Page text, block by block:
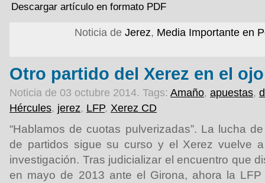
Descargar artículo en formato PDF
Noticia de Jerez, Media Importante en
Otro partido del Xerez en el
Noticia de 03 octubre 2014. Tags: Amaño, apuestas,
Hércules, jerez, LFP, Xerez CD
“Hablamos de cuotas pulverizadas”. La lucha
de partidos sigue su curso y el Xerez vuelve
investigación. Tras judicializar el encuentro que
en mayo de 2013 ante el Girona, ahora la